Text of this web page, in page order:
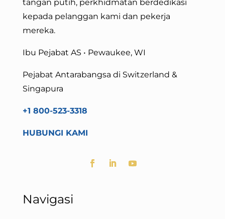
tangan putih, perkhidmatan berdedikasi
kepada pelanggan kami dan pekerja
mereka.
Ibu Pejabat AS • Pewaukee, WI
Pejabat Antarabangsa di Switzerland &
Singapura
+1 800-523-3318
HUBUNGI KAMI
Navigasi